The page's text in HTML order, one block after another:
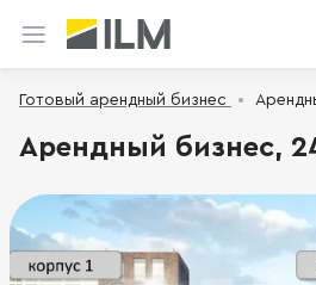
Готовый арендный бизнес
Арендный бизнес,